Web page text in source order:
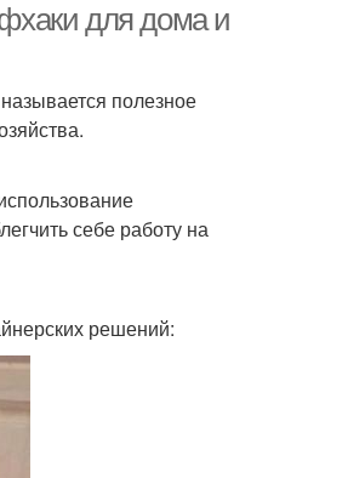
для дома и
полезное
себе работу на
решений: